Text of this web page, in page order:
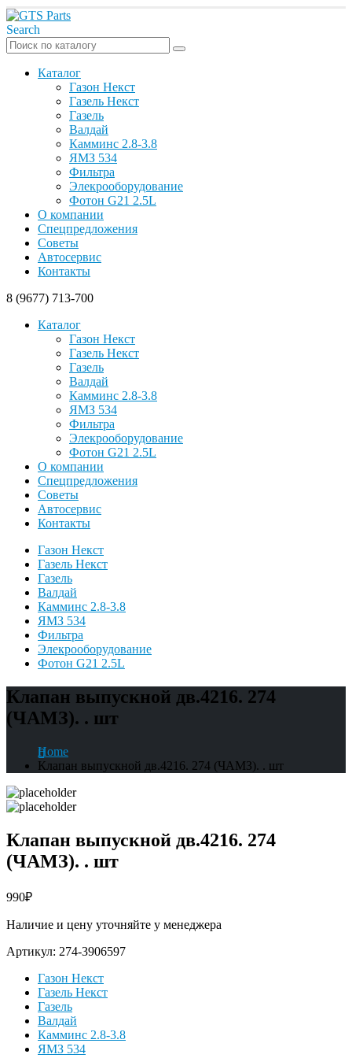
Search
Каталог
Газон Некст
Газель Некст
Газель
Валдай
Камминс 2.8-3.8
ЯМЗ 534
Фильтра
Элекрооборудование
Фотон G21 2.5L
О компании
Спецпредложения
Советы
Автосервис
Контакты
8 (9677) 713-700
Каталог
Газон Некст
Газель Некст
Газель
Валдай
Камминс 2.8-3.8
ЯМЗ 534
Фильтра
Элекрооборудование
Фотон G21 2.5L
О компании
Спецпредложения
Советы
Автосервис
Контакты
Газон Некст
Газель Некст
Газель
Валдай
Камминс 2.8-3.8
ЯМЗ 534
Фильтра
Элекрооборудование
Фотон G21 2.5L
Клапан выпускной дв.4216. 274
(ЧАМЗ). . шт
Home
Клапан выпускной дв.4216. 274 (ЧАМЗ). . шт
Клапан выпускной дв.4216. 274
(ЧАМЗ). . шт
990₽
Наличие и цену уточняйте у менеджера
Артикул: 274-3906597
Газон Некст
Газель Некст
Газель
Валдай
Камминс 2.8-3.8
ЯМЗ 534